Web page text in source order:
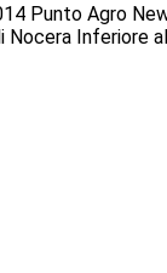
Punto Agro
Nocera Inferiore